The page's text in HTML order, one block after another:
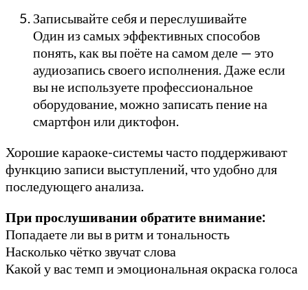
Записывайте себя и переслушивайте
Один из самых эффективных способов
понять, как вы поёте на самом деле — это
аудиозапись своего исполнения. Даже если
вы не используете профессиональное
оборудование, можно записать пение на
смартфон или диктофон.
Хорошие караоке-системы часто поддерживают
функцию записи выступлений, что удобно для
последующего анализа.
При прослушивании обратите внимание:
Попадаете ли вы в ритм и тональность
Насколько чётко звучат слова
Какой у вас темп и эмоциональная окраска голоса